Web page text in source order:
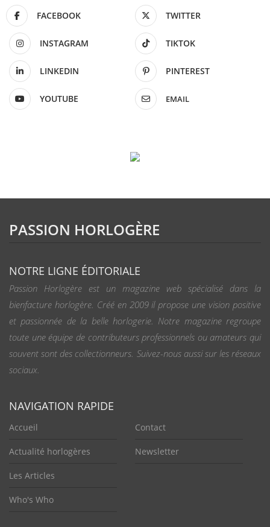
FACEBOOK TWITTER
INSTAGRAM TIKTOK
LINKEDIN PINTEREST
YOUTUBE EMAIL
PASSION HORLOGÈRE
NOTRE LIGNE ÉDITORIALE
Passion Horlogère est un magazine web spécialisé dans la
bienfacture horlogère. Créé en 2009 il propose une vision positive
et passionnée de la belle horlogerie. Notre magazine regroupe
toute une équipe de contributeurs professionnels ou amateurs qui
souvent sont des collectionneurs. Suivez-nous aussi sur les réseaux
sociaux.
NAVIGATION RAPIDE
Accueil
Actualité horlogères
Les Articles
Who's Who
Contact
Newsletter